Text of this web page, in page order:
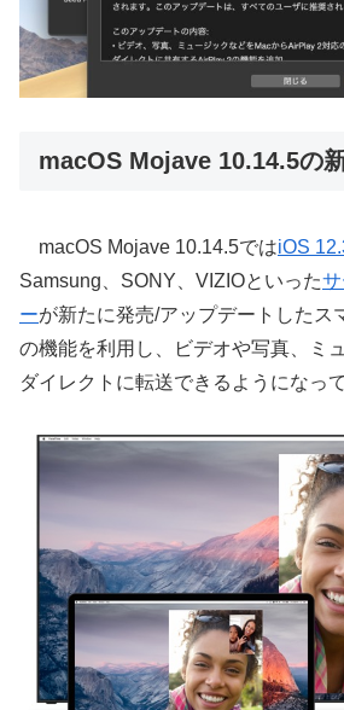
macOS Mojave 10.14.5の
macOS Mojave 10.14.5ではiOS
Samsung、SONY、VIZIOといった
ーが新たに発売/アップデートしたス
の機能を利用し、ビデオや写真、ミ
ダイレクトに転送できるようになっ